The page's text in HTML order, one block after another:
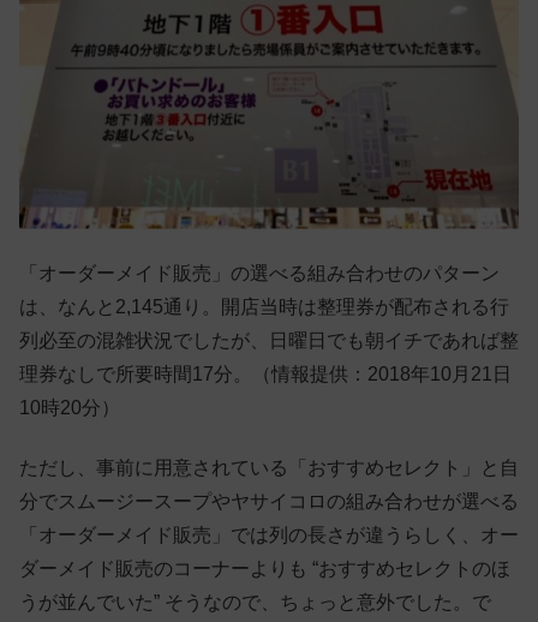
「オーダーメイド販売」の選べる組み合わせのパターン
は、なんと2,145通り。開店当時は整理券が配布される行
列必至の混雑状況でしたが、日曜日でも朝イチであれば整
理券なしで所要時間17分。（情報提供：2018年10月21日
10時20分）
ただし、事前に用意されている「おすすめセレクト」と自
分でスムージースープやヤサイコロの組み合わせが選べる
「オーダーメイド販売」では列の長さが違うらしく、オー
ダーメイド販売のコーナーよりも “おすすめセレクトのほ
うが並んでいた” そうなので、ちょっと意外でした。で